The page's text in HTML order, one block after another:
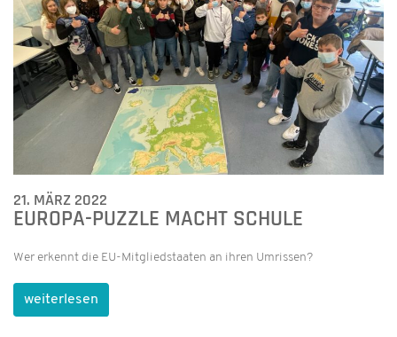
21. MÄRZ 2022
EUROPA-PUZZLE MACHT SCHULE
Wer erkennt die EU-Mitgliedstaaten an ihren Umrissen?
weiterlesen